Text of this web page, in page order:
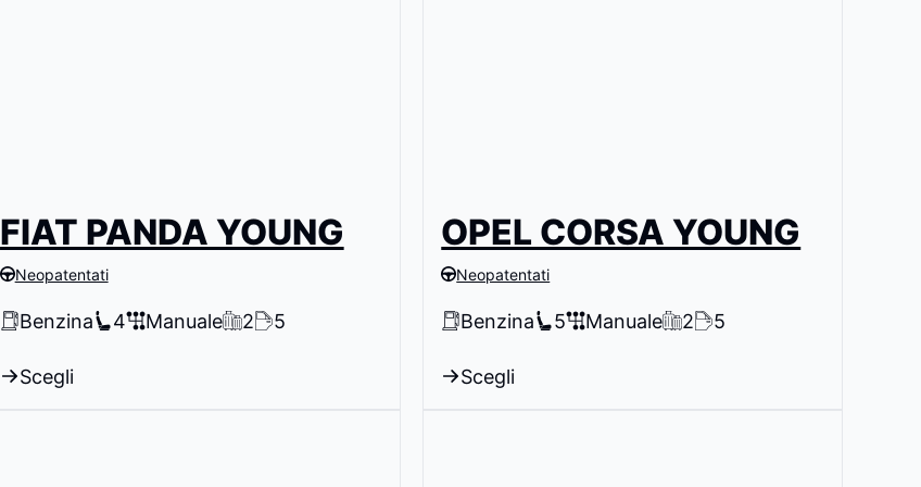
FIAT PANDA YOUNG
Neopatentati
Benzina 4 Manuale 2 5
Scegli
OPEL CORSA YOUNG
Neopatentati
Benzina 5 Manuale 2 5
Scegli